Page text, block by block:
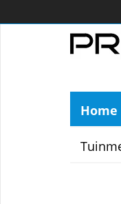
Home